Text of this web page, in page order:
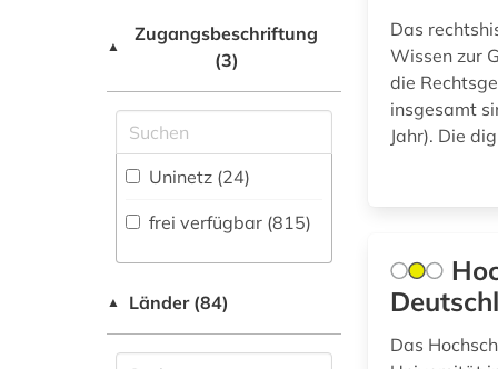
Umweltschutz (41)
Pädagogik (68)
Philosophie (23)
Physik (17)
Politologie (85)
Psychologie (31)
Rechtswissenschaft
agrarrecht (1)
agrarsektor (1)
agrarwirtschaft (1)
agrarwissenschaft
ahnenforschung (1)
akademie der künste
Shibboleth
Zugriff vor Ort
▲
Zugangsbeschriftung
(3)
Uninetz (24)
frei verfügbar (815)
▲ Länder (84)
Das
Wissen zur
die
insgesamt
Jahr). Die
Das